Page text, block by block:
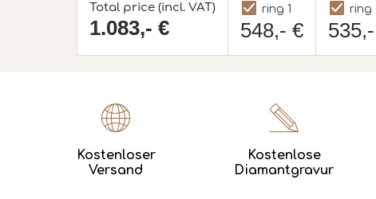
Total price (incl. VAT)
1.083,- €
ring 1
548,- €
ring
Kostenloser
Versand
Kostenlose
Diamantgravur